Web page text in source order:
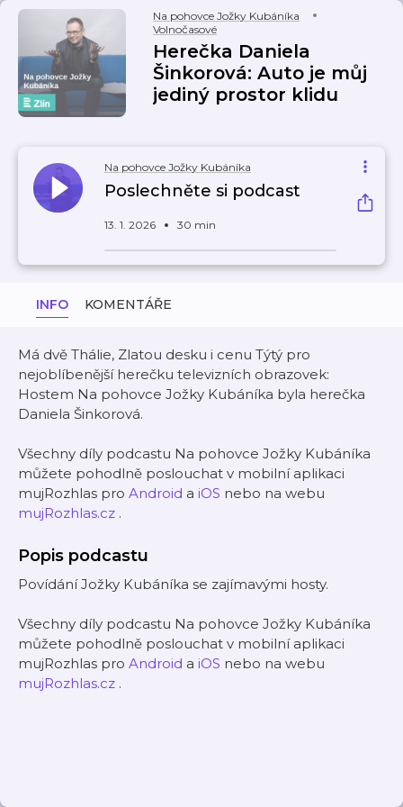
Na pohovce Jožky Kubáníka
Volnočasové
Herečka Daniela
Šinkorová: Auto je můj
jediný prostor klidu
Na pohovce Jožky Kubáníka
Poslechněte si podcast
13. 1. 2026 30 min
INFO KOMENTÁŘE
Má dvě Thálie, Zlatou desku i cenu Týtý pro
nejoblíbenější herečku televizních obrazovek:
Hostem Na pohovce Jožky Kubáníka byla herečka
Daniela Šinkorová.
Všechny díly podcastu Na pohovce Jožky Kubáníka
můžete pohodlně poslouchat v mobilní aplikaci
mujRozhlas pro Android a iOS nebo na webu
mujRozhlas.cz .
Popis podcastu
Povídání Jožky Kubáníka se zajímavými hosty.
Všechny díly podcastu Na pohovce Jožky Kubáníka
můžete pohodlně poslouchat v mobilní aplikaci
mujRozhlas pro Android a iOS nebo na webu
mujRozhlas.cz .